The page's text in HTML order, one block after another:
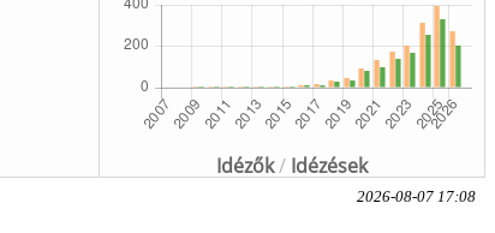
Idézők/ Idézések
2026-08-07 17:08